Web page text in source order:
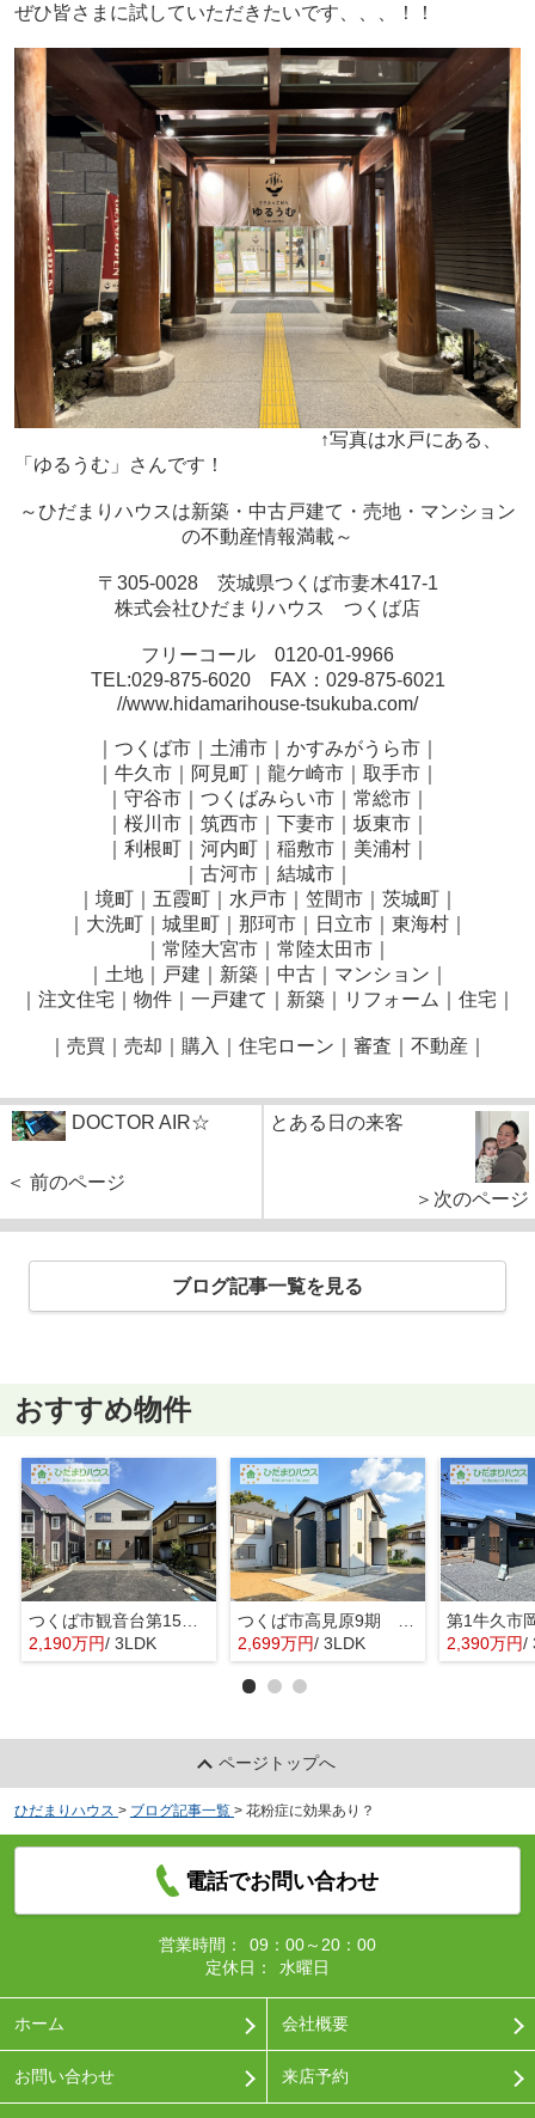
ぜひ皆さまに試していただきたいです、、、！！
↑写真は水戸にある、
「ゆるうむ」さんです！
～ひだまりハウスは新築・中古戸建て・売地・マンション
の不動産情報満載～
〒305-0028 茨城県つくば市妻木417-1
株式会社ひだまりハウス つくば店
フリーコール 0120-01-9966
TEL:029-875-6020 FAX：029-875-6021
//www.hidamarihouse-tsukuba.com/
｜つくば市｜土浦市｜かすみがうら市｜
｜牛久市｜阿見町｜龍ケ崎市｜取手市｜
｜守谷市｜つくばみらい市｜常総市｜
｜桜川市｜筑西市｜下妻市｜坂東市｜
｜利根町｜河内町｜稲敷市｜美浦村｜
｜古河市｜結城市｜
｜境町｜五霞町｜水戸市｜笠間市｜茨城町｜
｜大洗町｜城里町｜那珂市｜日立市｜東海村｜
｜常陸大宮市｜常陸太田市｜
｜土地｜戸建｜新築｜中古｜マンション｜
｜注文住宅｜物件｜一戸建て｜新築｜リフォーム｜住宅｜
｜売買｜売却｜購入｜住宅ローン｜審査｜不動産｜
DOCTOR AIR☆
＜ 前のページ
とある日の来客
＞次のページ
ブログ記事一覧を見る
おすすめ物件
つくば市観音台第15 新築戸建
2,190万円/ 3LDK
2,699万円/ 3LDK 2,390万円/
ページトップへ
ひだまりハウス > ブログ記事一覧 > 花粉症に効果あり？
電話でお問い合わせ
営業時間：
09：00～20：00
定休日：
水曜日
ホーム 会社概要
お問い合わせ 来店予約